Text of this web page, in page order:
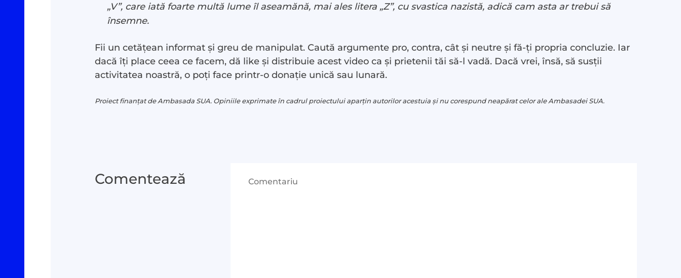
„V”, care iată foarte multă lume îl aseamănă, mai ales litera „Z”, cu svastica nazistă, adică cam asta ar trebui să
însemne.
Fii un cetățean informat și greu de manipulat. Caută argumente pro, contra, cât și neutre și fă-ți propria concluzie. Iar
dacă îți place ceea ce facem, dă like și distribuie acest video ca și prietenii tăi să-l vadă. Dacă vrei, însă, să susții
activitatea noastră, o poți face printr-o donație unică sau lunară.
Proiect finanțat de Ambasada SUA. Opiniile exprimate în cadrul proiectului aparțin autorilor acestuia și nu corespund neapărat celor ale Ambasadei SUA.
Comentează